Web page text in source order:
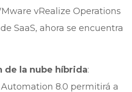
vRealize Operations
SaaS, ahora se encuentra
de la nube híbrida:
8.0 permitirá a